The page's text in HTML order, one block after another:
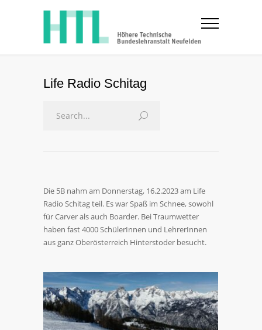
Life Radio Schitag
Die 5B nahm am Donnerstag, 16.2.2023 am Life
Radio Schitag teil. Es war Spaß im Schnee, sowohl
für Carver als auch Boarder. Bei Traumwetter
haben fast 4000 SchülerInnen und LehrerInnen
aus ganz Oberösterreich Hinterstoder besucht.